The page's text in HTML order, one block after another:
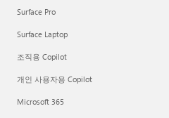
Surface Pro
Surface Laptop
조직용 Copilot
개인 사용자용 Copilot
Microsoft 365